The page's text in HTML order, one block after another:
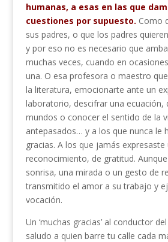
humanas, a esas en las que
cuestiones por supuesto. Como
sus padres, o que los padres
y por eso no es necesario que
muchas veces, cuando en
una. O esa profesora o maestro
la literatura, emocionarte ante un
laboratorio, descifrar una ecuación,
mundos o conocer el sentido de la
antepasados… y a los que nunca le
gracias. A los que jamás
reconocimiento, de gratitud.
sonrisa, una mirada o un gesto de
transmitido el amor a su trabajo y
vocación.
Un ‘muchas gracias’ al conductor
saludo a quien barre tu calle cada